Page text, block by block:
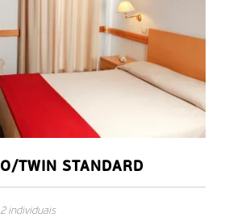
TWIN STANDARD
individuais